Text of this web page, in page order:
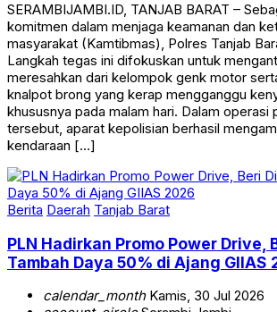
SERAMBIJAMBI.ID, TANJAB BARAT –
komitmen dalam menjaga keamanan dan
masyarakat (Kamtibmas), Polres Tanjab
Langkah tegas ini difokuskan untuk
meresahkan dari kelompok genk motor
knalpot brong yang kerap mengganggu
khususnya pada malam hari. Dalam operasi
tersebut, aparat kepolisian berhasil
kendaraan […]
Berita Daerah Tanjab Barat
PLN Hadirkan Promo Power Drive,
Tambah Daya 50% di Ajang GIIAS
calendar_monthKamis, 30 Jul 2026